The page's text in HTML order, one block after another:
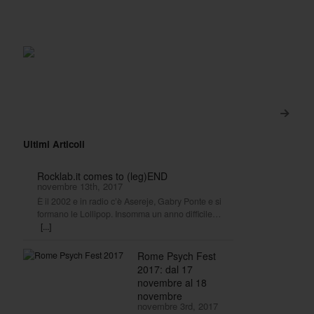
>
Ultimi Articoli
Rocklab.it comes to (leg)END
novembre 13th, 2017
È il 2002 e in radio c’è Asereje, Gabry Ponte e si
formano le Lollipop. Insomma un anno difficile…
[...]
Rome Psych Fest
2017: dal 17
novembre al 18
novembre
novembre 3rd, 2017